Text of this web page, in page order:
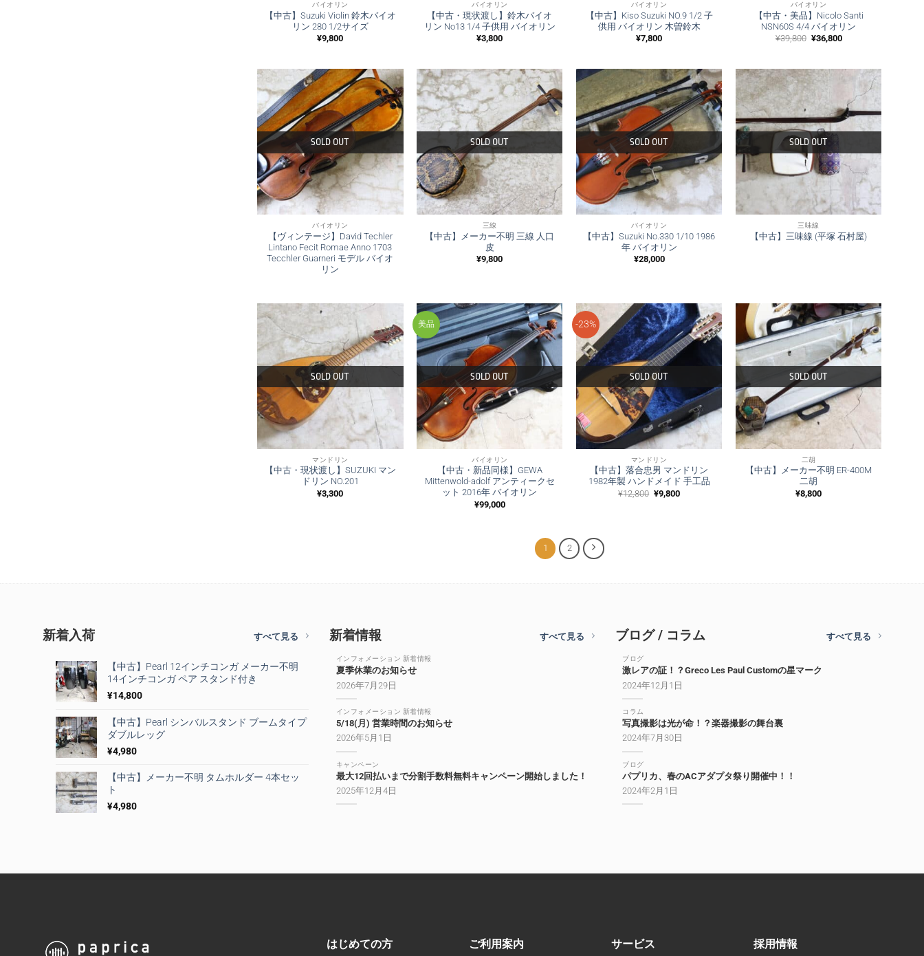
バイオリン
【中古】Suzuki Violin 鈴木バイオ
リン 280 1/2サイズ
¥9,800
バイオリン
【中古・現状渡し】鈴木バイオ
リン No13 1/4 子供用 バイオリン
¥3,800
バイオリン
【中古】Kiso Suzuki NO.9 1/2 子
供用 バイオリン 木曽鈴木
¥7,800
バイオリン
【中古・美品】Nicolo Santi
NSN60S 4/4 バイオリン
¥39,800 元
は
¥39,800
で
た。
¥36,800現
格
は
¥36,800
す。
SOLD OUT
バイオリン
【ヴィンテージ】David Techler
Lintano Fecit Romae Anno 1703
Tecchler Guarneri モデル バイオ
リン
SOLD OUT
三線
【中古】メーカー不明 三線 人口
皮
¥9,800
SOLD OUT
バイオリン
【中古】Suzuki No.330 1/10 1986
年 バイオリン
¥28,000
SOLD OUT
三味線
【中古】三味線 (平塚 石村屋)
SOLD OUT
マンドリン
【中古・現状渡し】SUZUKI マン
ドリン NO.201
¥3,300
美品
SOLD OUT
バイオリン
【中古・新品同様】GEWA
Mittenwold-adolf アンティークセ
ット 2016年 バイオリン
¥99,000
-23%
SOLD OUT
マンドリン
【中古】落合忠男 マンドリン
1982年製 ハンドメイド 手工品
¥12,800 元
¥9,800現
SOLD OUT
二胡
【中古】メーカー不明 ER-400M
二胡
¥8,800
1 2
新着入荷 すべて見る
【中古】Pearl 12インチコンガ メーカー不明
14インチコンガ ペア スタンド付き
¥14,800
【中古】Pearl シンバルスタンド ブームタイプ
ダブルレッグ
¥4,980
【中古】メーカー不明 タムホルダー 4本セッ
ト
¥4,980
新着情報 すべて見る
インフォメーション 新着情報
夏季休業のお知らせ
2026年7月29日
インフォメーション 新着情報
5/18(月) 営業時間のお知らせ
2026年5月1日
キャンペーン
最大12回払いまで分割手数料無料キャンペーン開始しました！
2025年12月4日
ブログ / コラム すべて見る
ブログ
激レアの証！？Greco Les Paul Customの星マーク
2024年12月1日
コラム
写真撮影は光が命！？楽器撮影の舞台裏
2024年7月30日
ブログ
パプリカ、春のACアダプタ祭り開催中！！
2024年2月1日
はじめての方 ご利用案内 サービス 採用情報